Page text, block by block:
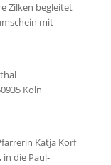
Zilken begleitet
mit
Köln
Katja Korf
in die Paul-